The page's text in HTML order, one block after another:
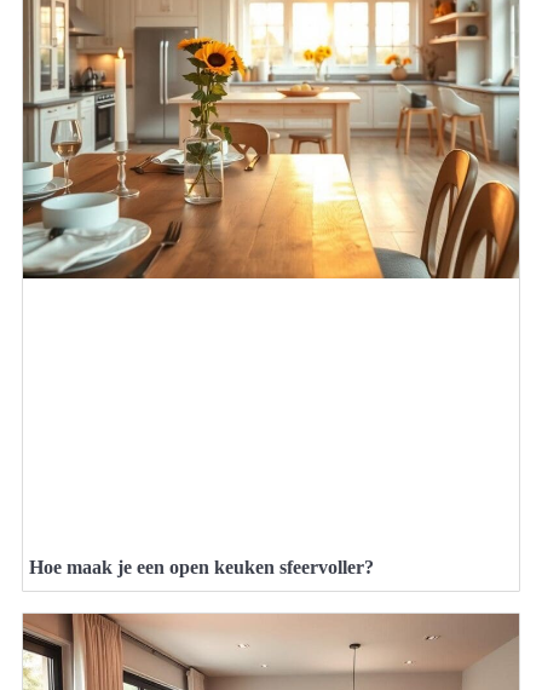
Hoe maak je een open keuken sfeervoller?